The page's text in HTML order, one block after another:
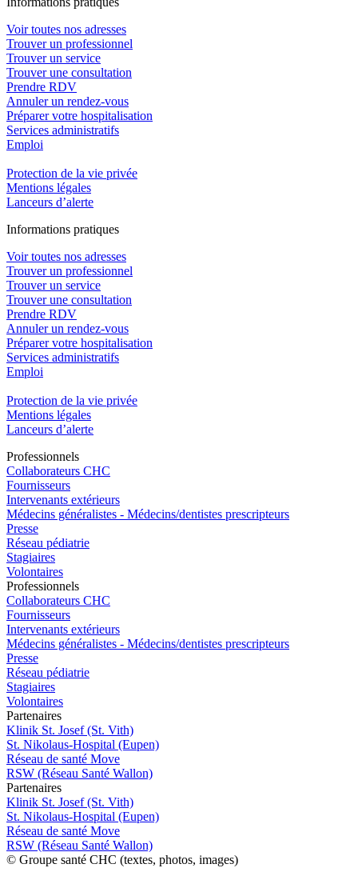
Voir toutes nos adresses
Trouver un professionnel
Trouver un service
Trouver une consultation
Prendre RDV
Annuler un rendez-vous
Préparer votre hospitalisation
Services administratifs
Emploi​
Protection de la vie privée
Mentions légales
Lanceurs d’alerte
Informations pratiques
Voir toutes nos adresses
Trouver un professionnel
Trouver un service
Trouver une consultation
Prendre RDV
Annuler un rendez-vous
Préparer votre hospitalisation
Services administratifs
Emploi​
Protection de la vie privée
Mentions légales
Lanceurs d’alerte
Professionnels
Collaborateurs CHC
Fournisseurs
Intervenants extérieurs
Médecins généralistes - Médecins/dentistes prescripteurs
Presse
Réseau pédiatrie
Stagiaires
Volontaires
Professionnels
Collaborateurs CHC
Fournisseurs
Intervenants extérieurs
Médecins généralistes - Médecins/dentistes prescripteurs
Presse
Réseau pédiatrie
Stagiaires
Volontaires
Partenaires
Klinik St. Josef (St. Vith)
St. Nikolaus-Hospital (Eupen)
Réseau de santé Move
RSW (Réseau Santé Wallon)
Partenaires
Klinik St. Josef (St. Vith)
St. Nikolaus-Hospital (Eupen)
Réseau de santé Move
RSW (Réseau Santé Wallon)
© Groupe santé CHC (textes, photos, images)